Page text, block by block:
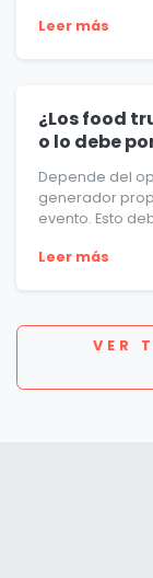
Leer más
¿Los food
o lo debe
Depende del
generador
evento. Esto
Leer más
VER